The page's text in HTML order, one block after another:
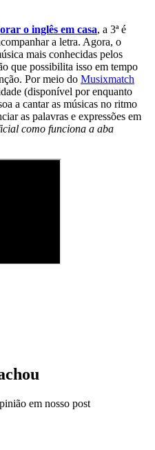
o inglês em casa, a 3ª é
a letra. Agora, o
mais conhecidas pelos
que possibilita isso em tempo
Por meio do Musixmatch
(disponível por enquanto
a cantar as músicas no ritmo
as palavras e expressões em
como funciona a aba
em nosso post